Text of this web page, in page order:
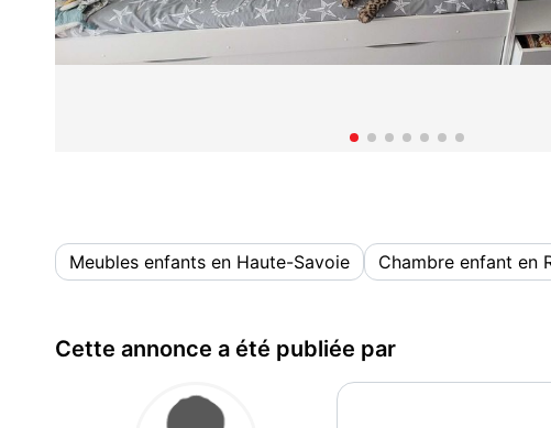
Meubles enfants en Haute-Savoie Chambre enfant en
Cette annonce a été publiée par